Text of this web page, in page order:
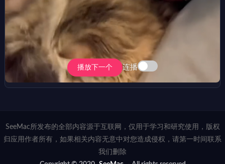
播放下一个 连播
SeeMac所发布的全部内容源于互联网，仅用于学习和研究使用，版权
归应用作者所有，如果相关内容无意中对您造成侵权，请第一时间联系
我们删除